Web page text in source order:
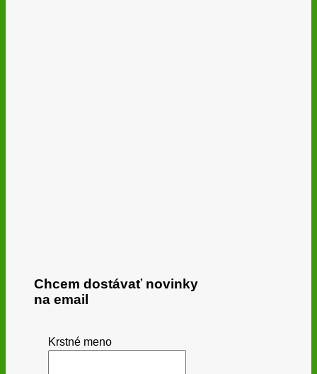
Chcem dostávať novinky
na email
Krstné meno